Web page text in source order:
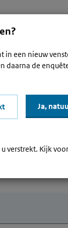
Waar
in een nieuw
daarna de
Ja,
verstrekt. Kijk